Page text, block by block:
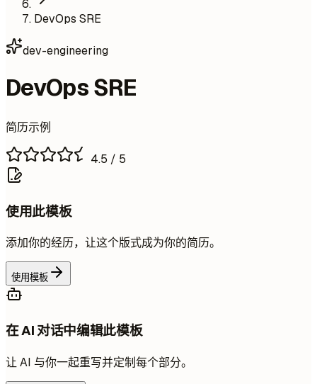
DevOps SRE
dev-engineering
DevOps SRE
简历示例
4.5 / 5
使用此模板
添加你的经历，让这个版式成为你的简历。
使用模板
在 AI 对话中编辑此模板
让 AI 与你一起重写并定制每个部分。